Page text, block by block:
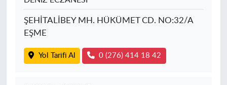
ŞEHİTALİBEY MH. HÜKÜMET CD. NO:32/A
EŞME
Yol Tarifi Al 0 (276) 414 18 42